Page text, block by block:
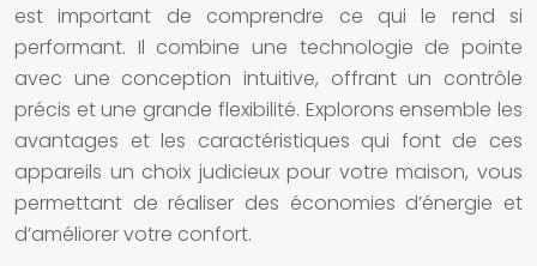
est important de comprendre ce qui le rend si
performant. Il combine une technologie de pointe
avec une conception intuitive, offrant un contrôle
précis et une grande flexibilité. Explorons ensemble les
avantages et les caractéristiques qui font de ces
appareils un choix judicieux pour votre maison, vous
permettant de réaliser des économies d’énergie et
d’améliorer votre confort.